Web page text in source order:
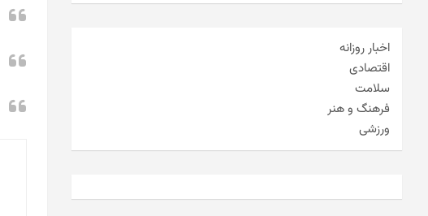
اخبار روزانه
اقتصادی
سلامت
فرهنگ و هنر
ورزشی